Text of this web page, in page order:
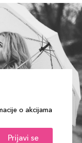
o akcijama
Prijavi se